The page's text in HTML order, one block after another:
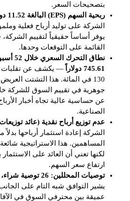
بتصحيحات السعر.
ربحية السهم (EPS) البالغة 11.52 دولار
الشركة على توليد أرباح فعلية
يوفر أساساً حقيقياً لتقييم الشركة،
القائمة على التوقعات وحدها.
745.61 دولاراً
— يكشف عن تقلبات
130 في المائة. هذا التشتت
جوهرية في تقييم السوق للشركة
عن حساسية عالية تجاه أخبار
الصناعية.
عدم توزيع أرباح نقدية (عائد توزيعات 0.00%)
الشركة إعادة استثمار أرباحها بدلاً
المساهمين. هذا الاستراتيجية
لكنها تعني أن العائد على الاستثمار
ارتفاع سعر السهم.
توصيات المحللين: 26 توصية شراء، 4 احتفاظ، 0 بيع
يشير التوافق شبه التام على الجانب
عميقة بين محترفي السوق في